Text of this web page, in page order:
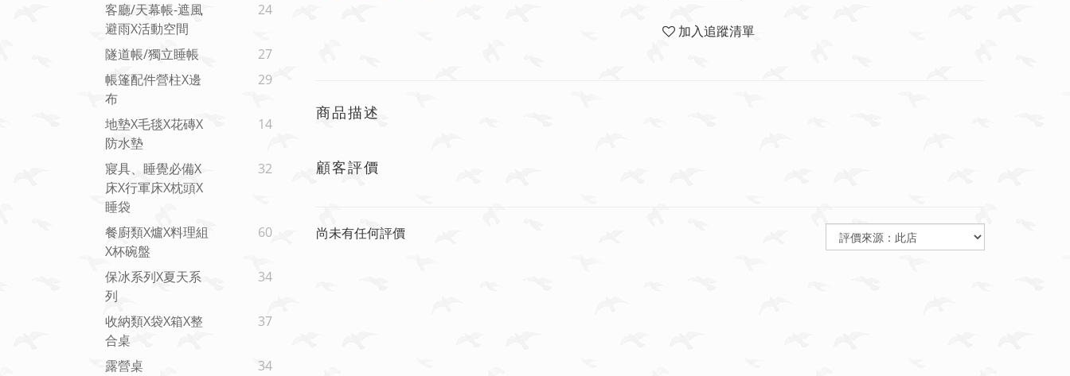
客廳/天幕帳-遮風
避雨x活動空間
24
隧道帳/獨立睡帳
27
帳篷配件營柱X邊
布
29
地墊x毛毯x花磚x
防水墊
14
寢具、睡覺必備x
床x行軍床x枕頭x
睡袋
32
餐廚類x爐x料理組
X杯碗盤
60
保冰系列x夏天系
列
34
收納類x袋x箱x整
合桌
37
露營桌
34
加入追蹤清單
商品描述
顧客評價
尚未有任何評價